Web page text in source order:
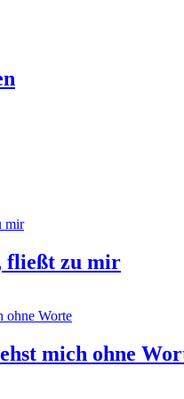
fließt zu mir
mich ohne